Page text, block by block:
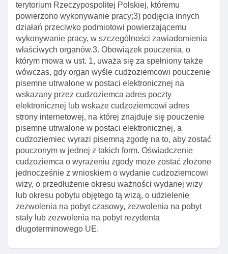
terytorium Rzeczypospolitej Polskiej, któremu
powierzono wykonywanie pracy;3) podjęcia innych
działań przeciwko podmiotowi powierzającemu
wykonywanie pracy, w szczególności zawiadomienia
właściwych organów.3. Obowiązek pouczenia, o
którym mowa w ust. 1, uważa się za spełniony także
wówczas, gdy organ wyśle cudzoziemcowi pouczenie
pisemne utrwalone w postaci elektronicznej na
wskazany przez cudzoziemca adres poczty
elektronicznej lub wskaże cudzoziemcowi adres
strony internetowej, na której znajduje się pouczenie
pisemne utrwalone w postaci elektronicznej, a
cudzoziemiec wyrazi pisemną zgodę na to, aby zostać
pouczonym w jednej z takich form. Oświadczenie
cudzoziemca o wyrażeniu zgody może zostać złożone
jednocześnie z wnioskiem o wydanie cudzoziemcowi
wizy, o przedłużenie okresu ważności wydanej wizy
lub okresu pobytu objętego tą wizą, o udzielenie
zezwolenia na pobyt czasowy, zezwolenia na pobyt
stały lub zezwolenia na pobyt rezydenta
długoterminowego UE.
Dział I. Przepisy ogólne